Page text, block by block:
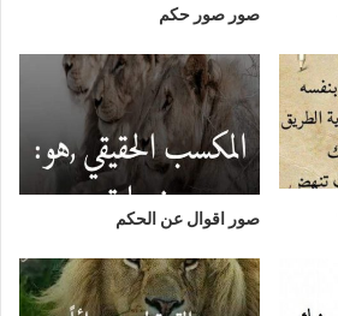
صور صور حكم
صور اقوال عن الحكم